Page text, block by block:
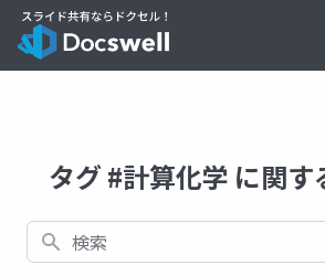
タグ #計算化学 に関す
検索